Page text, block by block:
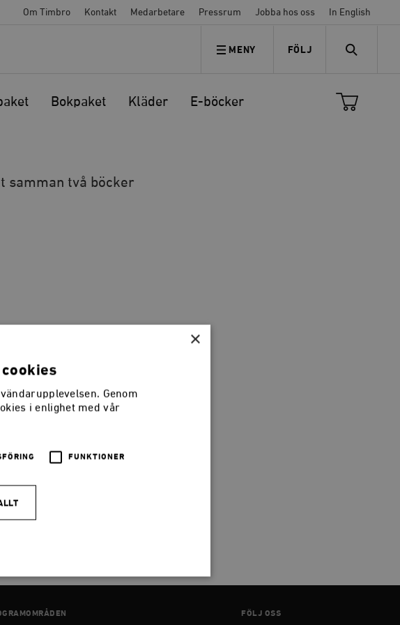
Om Timbro Kontakt Medarbetare Pressrum Jobba hos oss In English
MENY FÖLJ
FÖLJ OSS SEARCH
Bokpaket Kläder E-böcker
samman två böcker
kors och tvärs
Samt
Anteckningar
Den
och hen.
FÖLJ OSS
×
Genom
i enlighet med vår
FUNKTIONER